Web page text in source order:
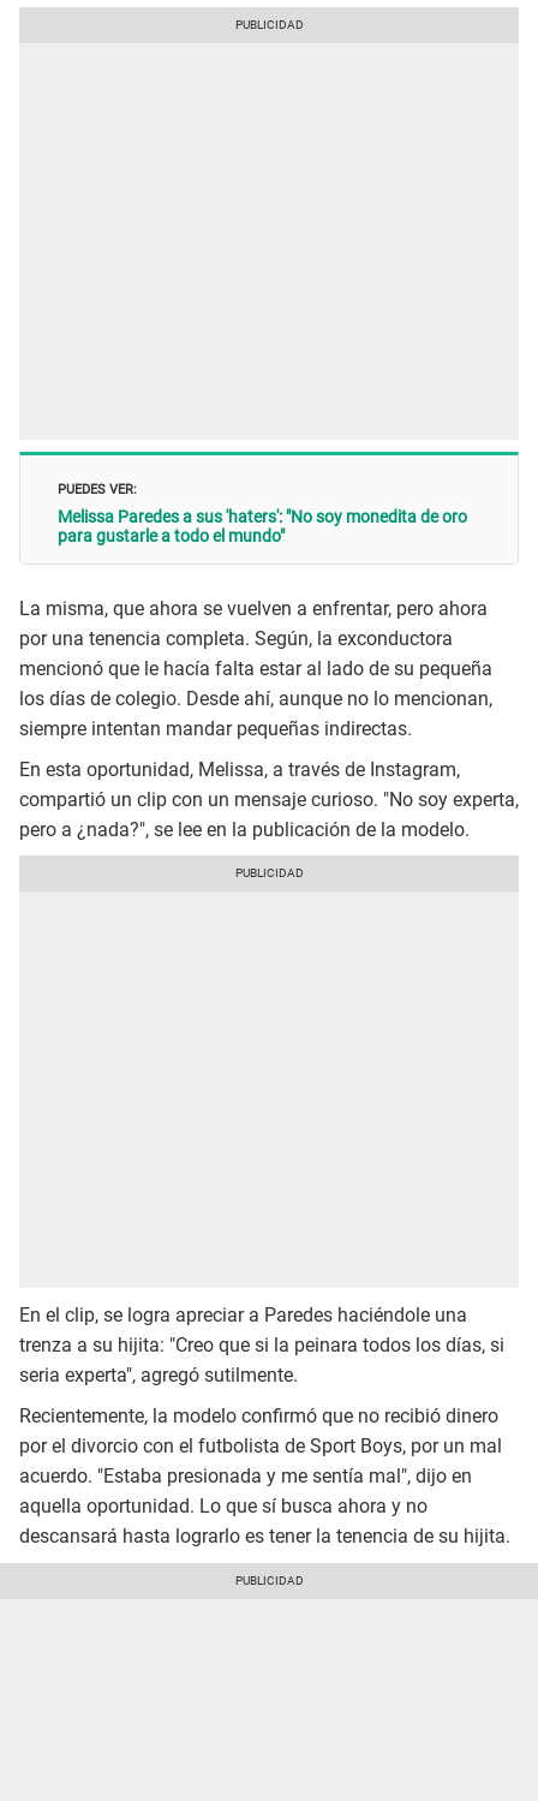
PUEDES VER:
Melissa Paredes a sus 'haters': "No soy monedita de oro
para gustarle a todo el mundo"
La misma, que ahora se vuelven a enfrentar, pero ahora
por una tenencia completa. Según, la exconductora
mencionó que le hacía falta estar al lado de su pequeña
los días de colegio. Desde ahí, aunque no lo mencionan,
siempre intentan mandar pequeñas indirectas.
En esta oportunidad, Melissa, a través de Instagram,
compartió un clip con un mensaje curioso. "No soy experta,
pero a ¿nada?", se lee en la publicación de la modelo.
En el clip, se logra apreciar a Paredes haciéndole una
trenza a su hijita: "Creo que si la peinara todos los días, si
seria experta", agregó sutilmente.
Recientemente, la modelo confirmó que no recibió dinero
por el divorcio con el futbolista de Sport Boys, por un mal
acuerdo. "Estaba presionada y me sentía mal", dijo en
aquella oportunidad. Lo que sí busca ahora y no
descansará hasta lograrlo es tener la tenencia de su hijita.